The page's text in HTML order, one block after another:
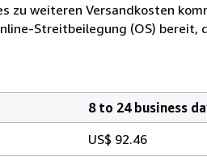
zu weiteren Versandkosten
Streitbeilegung (OS) bereit,
8 to 24 business
US$ 92.46